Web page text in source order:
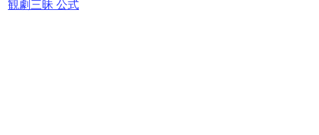
観劇三昧 公式